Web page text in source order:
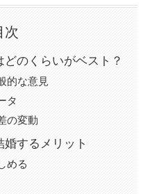
次
のくらいがベスト？
的な意見
タ
の変動
するメリット
める